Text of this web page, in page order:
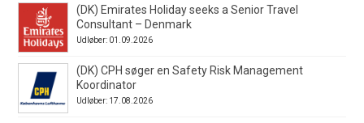
(DK) Emirates Holiday seeks a Senior Travel
Consultant – Denmark
Udløber: 01.09.2026
(DK) CPH søger en Safety Risk Management
Koordinator
Udløber: 17.08.2026